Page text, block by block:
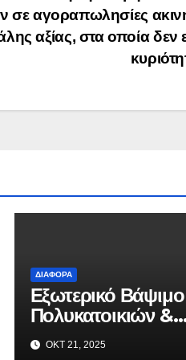
σε αγοραπωλησίες
αξίας, στα οποία δεν
ΔΙΆΦΟΡΑ
Εξωτερικό Βάψιμο
Πολυκατοικιών &
Επισκευή
ΟΚΤ 21, 2025